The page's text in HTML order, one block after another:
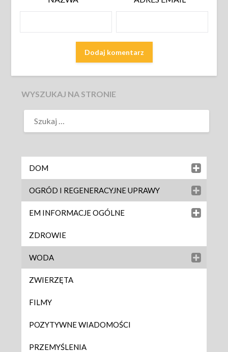
WYSZUKAJ NA STRONIE
DOM
OGRÓD I REGENERACYJNE UPRAWY
EM INFORMACJE OGÓLNE
ZDROWIE
WODA
ZWIERZĘTA
FILMY
POZYTYWNE WIADOMOŚCI
PRZEMYŚLENIA